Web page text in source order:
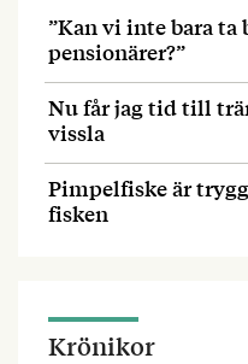
”Kan vi inte bara ta
pensionärer?”
Nu får jag tid till
vissla
Pimpelfiske är
fisken
Krönikor